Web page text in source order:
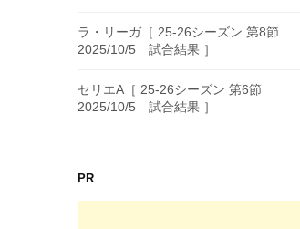
ラ・リーガ［ 25-26シーズン 第8節
2025/10/5 試合結果 ］
セリエA［ 25-26シーズン 第6節
2025/10/5 試合結果 ］
PR